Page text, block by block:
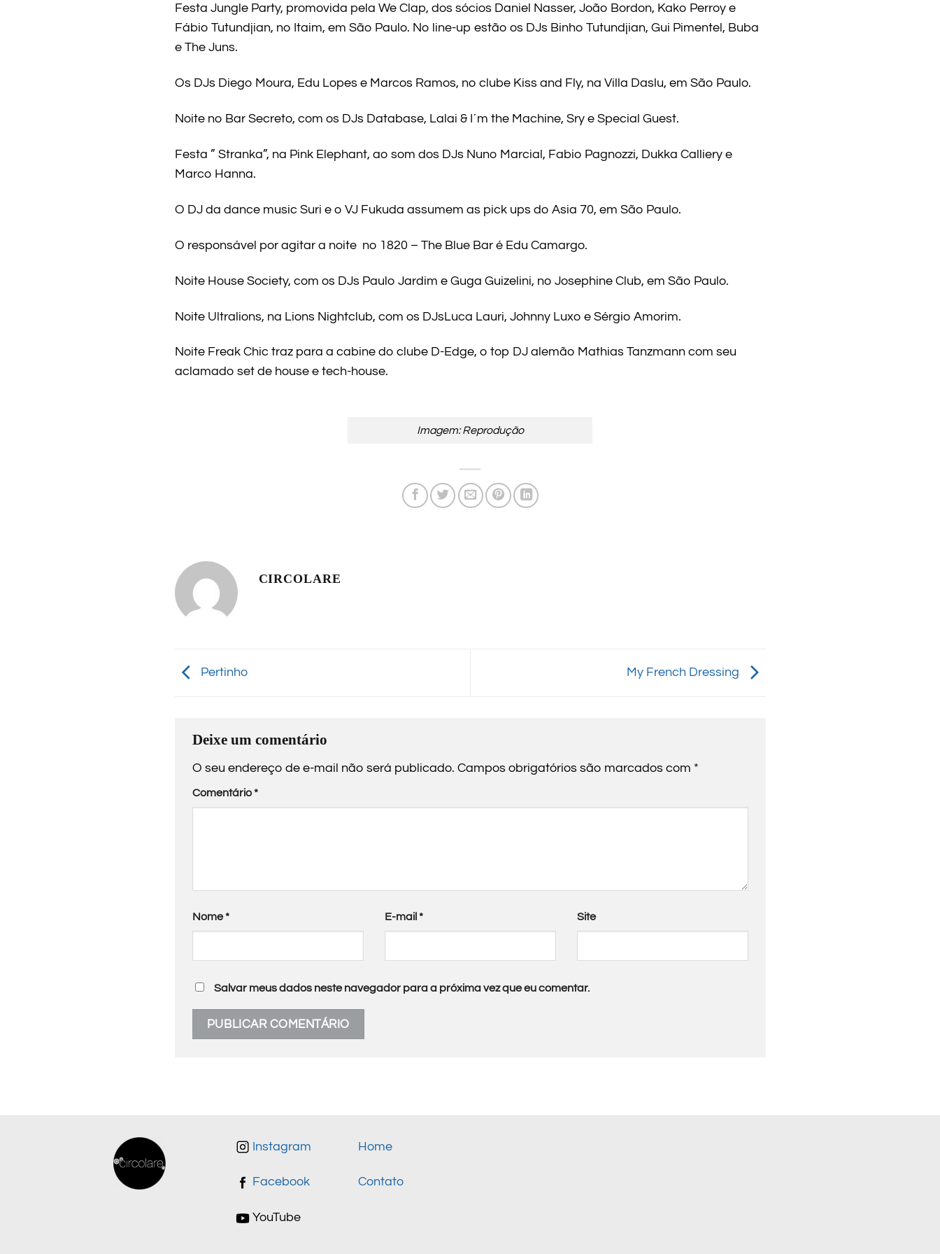
Festa Jungle Party, promovida pela We Clap, dos sócios Daniel Nasser, João Bordon, Kako Perroy e
Fábio Tutundjian, no Itaim, em São Paulo. No line-up estão os DJs Binho Tutundjian, Gui Pimentel, Buba
e The Juns.
Os DJs Diego Moura, Edu Lopes e Marcos Ramos, no clube Kiss and Fly, na Villa Daslu, em São Paulo.
Noite no Bar Secreto, com os DJs Database, Lalai & I´m the Machine, Sry e Special Guest.
Festa ” Stranka”, na Pink Elephant, ao som dos DJs Nuno Marcial, Fabio Pagnozzi, Dukka Calliery e
Marco Hanna.
O DJ da dance music Suri e o VJ Fukuda assumem as pick ups do Asia 70, em São Paulo.
O responsável por agitar a noite no 1820 – The Blue Bar é Edu Camargo.
Noite House Society, com os DJs Paulo Jardim e Guga Guizelini, no Josephine Club, em São Paulo.
Noite Ultralions, na Lions Nightclub, com os DJsLuca Lauri, Johnny Luxo e Sérgio Amorim.
Noite Freak Chic traz para a cabine do clube D-Edge, o top DJ alemão Mathias Tanzmann com seu
aclamado set de house e tech-house.
Imagem: Reprodução
CIRCOLARE
Pertinho My French Dressing
Deixe um comentário
O seu endereço de e-mail não será publicado. Campos obrigatórios são marcados com *
Comentário*
Nome* E-mail * Site
Salvar meus dados neste navegador para a próxima vez que eu comentar.
Instagram
Facebook
YouTube
Home
Contato